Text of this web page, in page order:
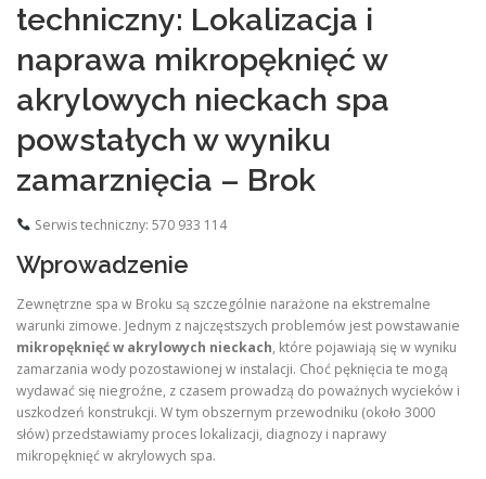
techniczny: Lokalizacja i
naprawa mikropęknięć w
akrylowych nieckach spa
powstałych w wyniku
zamarznięcia – Brok
Serwis techniczny: 570 933 114
Wprowadzenie
Zewnętrzne spa w Broku są szczególnie narażone na ekstremalne
warunki zimowe. Jednym z najczęstszych problemów jest powstawanie
mikropęknięć w akrylowych nieckach, które pojawiają się w wyniku
zamarzania wody pozostawionej w instalacji. Choć pęknięcia te mogą
wydawać się niegroźne, z czasem prowadzą do poważnych wycieków i
uszkodzeń konstrukcji. W tym obszernym przewodniku (około 3000
słów) przedstawiamy proces lokalizacji, diagnozy i naprawy
mikropęknięć w akrylowych spa.